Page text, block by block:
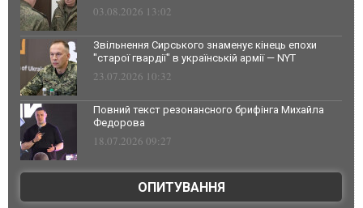
03.08.2026 13:02
Звільнення Сирського знаменує кінець епохи
"старої гвардії" в українській армії — NYT
23.07.2026 10:32
Повний текст резонансного брифінга Михайла
Федорова
18.07.2026 09:27
ОПИТУВАННЯ